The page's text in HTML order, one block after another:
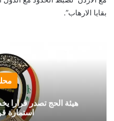
بقايا الارهاب”.
هيئة الحج تصدر قرارا
استمارة